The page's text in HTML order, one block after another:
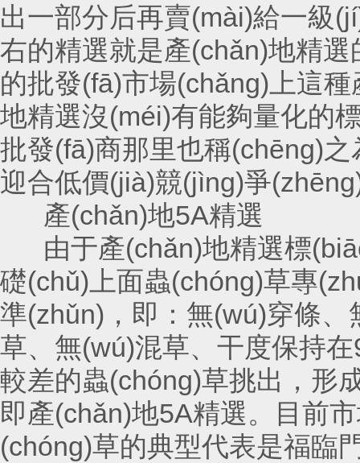
出一部分后再賣(mài)給一級(jí)
右的精選就是產(chǎn)地精
的批發(fā)市場(chǎng)上這種
地精選沒(méi)有能夠量化的
批發(fā)商那里也稱(chēng)之
迎合低價(jià)競(jìng)爭
產(chǎn)地5A精選
由于產(chǎn)地精選標(biāo)
礎(chǔ)上面蟲(chóng)草專
準(zhǔn)，即：無(wú)穿條
草、無(wú)混草、干度保持
較差的蟲(chóng)草挑出，形
即產(chǎn)地5A精選。目
(chóng)草的典型代表是福臨